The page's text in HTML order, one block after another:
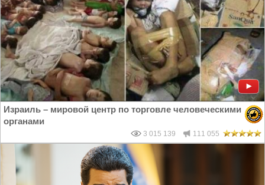
Израиль – мировой центр по торговле человеческими
органами
3 015 139 111 055